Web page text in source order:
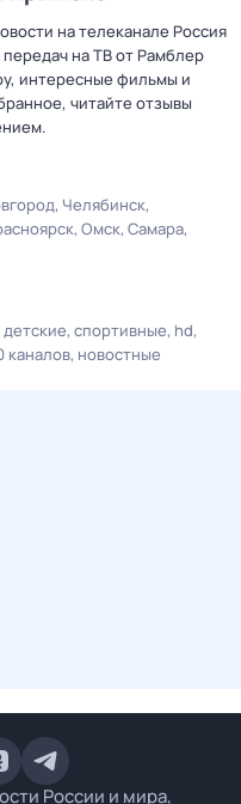
на телеканале Россия
на ТВ от Рамблер
интересные фильмы и
читайте отзывы
Челябинск
Омск Самара
детские спортивные hd
каналов новостные
России и мира,